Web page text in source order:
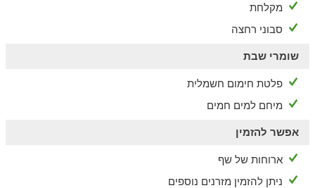
מקלחת
סבוני רחצה
שומרי שבת
פלטת חימום חשמלית
מיחם למים חמים
אפשר להזמין
ארוחות של שף
ניתן להזמין מזרנים נוספים